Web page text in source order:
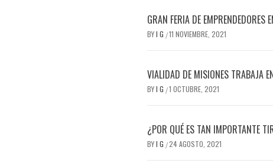
GRAN FERIA DE EMPRENDEDORES
BYI G /11 NOVIEMBRE, 2021
VIALIDAD DE MISIONES TRABAJA
BYI G /1 OCTUBRE, 2021
¿POR QUÉ ES TAN IMPORTANTE
BYI G /24 AGOSTO, 2021